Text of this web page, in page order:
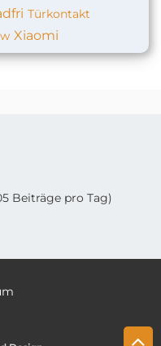
Türkontakt
Xiaomi
Beiträge pro Tag)